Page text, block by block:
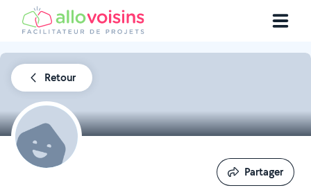
Retour
Partager
Partager